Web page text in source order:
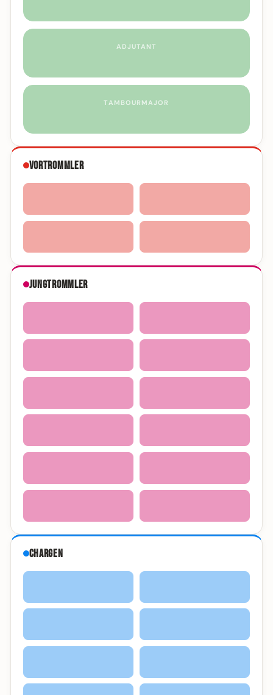
ADJUTANT
TAMBOURMAJOR
Vortrommler
Jungtrommler
Chargen